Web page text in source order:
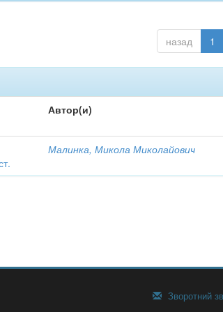
назад 1
Автор(и)
Малинка, Микола Миколайович
Зворотний